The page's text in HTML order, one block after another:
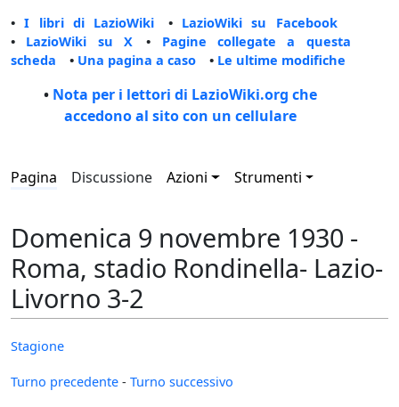
•I libri di LazioWiki • LazioWiki su Facebook
• LazioWiki su X • Pagine collegate a questa
scheda • Una pagina a caso • Le ultime modifiche
• Nota per i lettori di LazioWiki.org che
accedono al sito con un cellulare
Pagina Discussione Azioni Strumenti
Domenica 9 novembre 1930 -
Roma, stadio Rondinella- Lazio-
Livorno 3-2
Stagione
Turno precedente - Turno successivo